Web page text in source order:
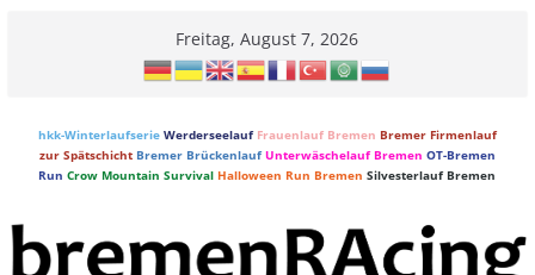
Freitag, August 7, 2026
hkk-Winterlaufserie Werderseelauf Frauenlauf Bremen Bremer Firmenlauf
zur Spätschicht Bremer Brückenlauf Unterwäschelauf Bremen OT-Bremen
Run Crow Mountain Survival Halloween Run Bremen Silvesterlauf Bremen